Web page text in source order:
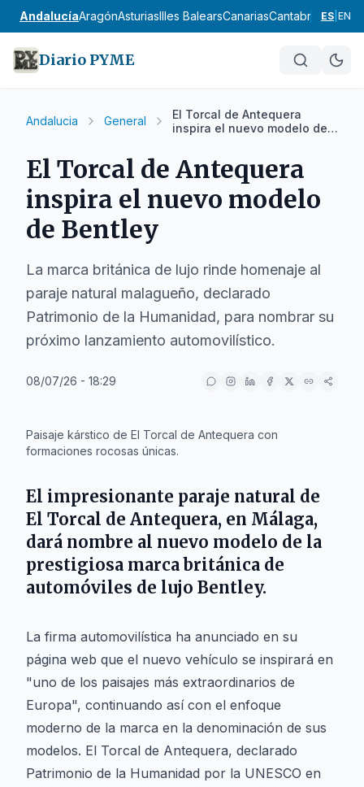
AndalucíaAragónAsturiasIlles BalearsCanariasCantabria Castilla
ES EN
Diario PYME
Andalucia General
El Torcal de Antequera
inspira el nuevo modelo de
El Torcal de Antequera
inspira el nuevo modelo
de Bentley
La marca británica de lujo rinde homenaje al
paraje natural malagueño, declarado
Patrimonio de la Humanidad, para nombrar su
próximo lanzamiento automovilístico.
08/07/26 - 18:29
Paisaje kárstico de El Torcal de Antequera con
formaciones rocosas únicas.
El impresionante paraje natural de
El Torcal de Antequera, en Málaga,
dará nombre al nuevo modelo de la
prestigiosa marca británica de
automóviles de lujo Bentley.
La firma automovilística ha anunciado en su
página web que el nuevo vehículo se inspirará en
"uno de los paisajes más extraordinarios de
Europa", continuando así con el enfoque
moderno de la marca en la denominación de sus
modelos. El Torcal de Antequera, declarado
Patrimonio de la Humanidad por la UNESCO en